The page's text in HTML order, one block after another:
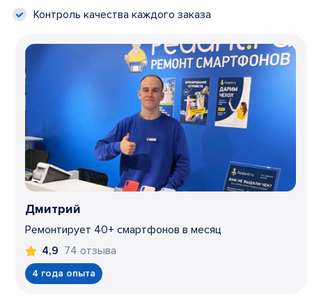
Контроль качества каждого заказа
Дмитрий
Ремонтирует 40+ смартфонов в месяц
4,9 74 отзыва
4 года опыта